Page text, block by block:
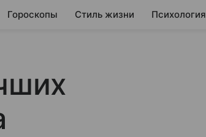
Гороскопы Стиль жизни Психология